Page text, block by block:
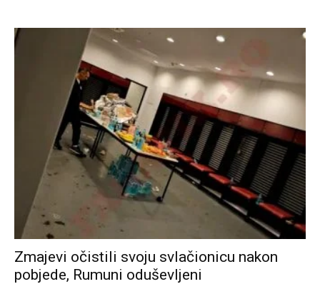
Zmajevi očistili svoju svlačionicu nakon
pobjede, Rumuni oduševljeni